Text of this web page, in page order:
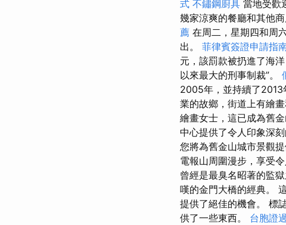
式 不鏽鋼廚具 當地受歡
幾家涼爽的餐廳和其他商
薦 在周二，星期四和周
出。 菲律賓簽證申請指
元，該罰款被扔進了海
以來最大的刑事制裁”。
2005年，並持續了2013
業的故鄉，街道上有繪
繪畫女士，這已成為舊
中心提供了令人印象深刻
您將為舊金山城市景觀
電報山周圍漫步，享受
曾經是最臭名昭著的監
嘆的金門大橋的經典。
提供了絕佳的機會。 標
供了一些東西。 台胞證